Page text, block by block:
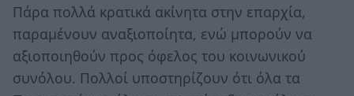
Πάρα πολλά κρατικά ακίνητα στην επαρχία,
παραμένουν αναξιοποίητα, ενώ μπορούν να
αξιοποιηθούν προς όφελος του κοινωνικού
συνόλου. Πολλοί υποστηρίζουν ότι όλα τα